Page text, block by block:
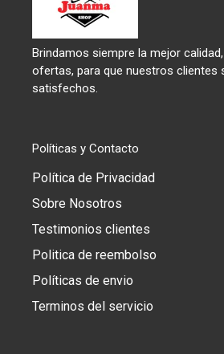
Brindamos siempre la mejor
ofertas, para que nuestros clientes
satisfechos.
Políticas y Contacto
Política de Privacidad
Sobre Nosotros
Testimonios clientes
Politica de reembolso
Políticas de envio
Terminos del servicio